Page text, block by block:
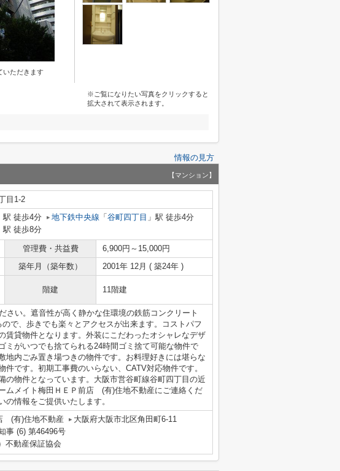
いただきます
※ご覧になりたい写真をクリックすると
拡大されて表示されます。
情報の見方
【マンション】
目1-2
駅 徒歩4分 地下鉄中央線 「 谷町四丁目 」駅 徒歩4分
駅 徒歩8分
管理費・共益費
6,900円～15,000円
築年月（築年数） 2001年 12月 ( 築24年 )
階建 11階建
さい。遮音性が高く静かな住環境の鉄筋コンクリート
で、歩きでも楽々とアクセスが出来ます。コストパフ
賃貸物件となります。外装にこだわったオシャレなデザ
ミがいつでも捨てられる24時間ゴミ捨て可能な物件で
地内ごみ置き場つきの物件です。お料理好きには堪らな
件です。初期工事費のいらない、CATV対応物件です。
の物件となっています。大阪市営谷町線谷町四丁目の近
ムメイト梅田ＨＥＰ前店 (有)住地不動産にご連絡くだ
の情報をご提供いたします。
(有)住地不動産
大阪府大阪市北区角田町6-11
事 (6) 第46496号
不動産保証協会